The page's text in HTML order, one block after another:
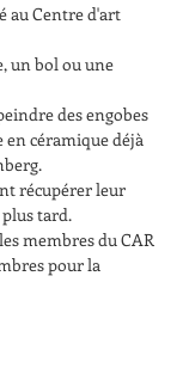
au Centre d'art
un bol ou une
des engobes
en céramique déjà
récupérer leur
tard.
membres du CAR
pour la